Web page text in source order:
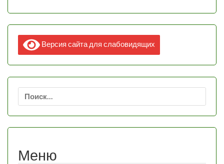
Версия сайта для слабовидящих
Меню